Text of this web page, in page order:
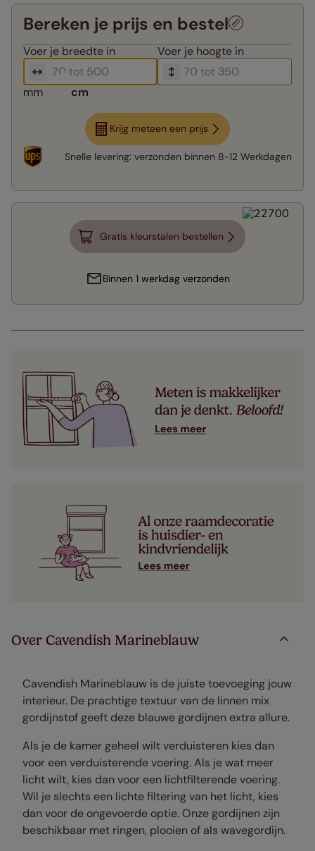
Bereken je prijs en bestel
Voer je breedte in Voer je hoogte in
mm cm
Krijg meteen een prijs
Snelle levering: verzonden binnen 8-12 Werkdagen
Gratis kleurstalen bestellen
Binnen 1 werkdag verzonden
Over Cavendish Marineblauw
Cavendish Marineblauw is de juiste toevoeging jouw
interieur. De prachtige textuur van de linnen mix
gordijnstof geeft deze blauwe gordijnen extra allure.
Als je de kamer geheel wilt verduisteren kies dan
voor een verduisterende voering. Als je wat meer
licht wilt, kies dan voor een lichtfilterende voering.
Wil je slechts een lichte filtering van het licht, kies
dan voor de ongevoerde optie. Onze gordijnen zijn
beschikbaar met ringen, plooien of als wavegordijn.